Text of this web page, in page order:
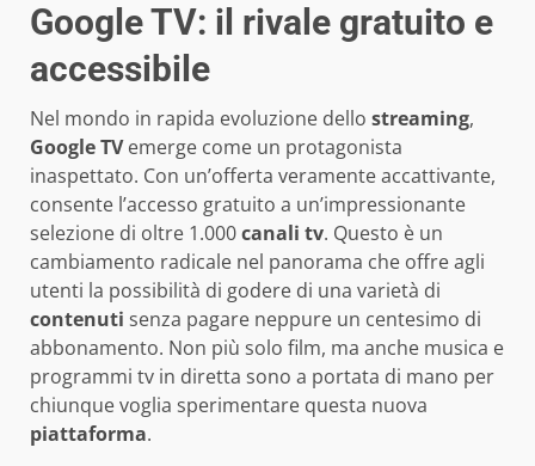
Google TV: il rivale gratuito e
accessibile
Nel mondo in rapida evoluzione dello streaming,
Google TVemerge come un protagonista
inaspettato. Con un’offerta veramente accattivante,
consente l’accesso gratuito a un’impressionante
selezione di oltre 1.000canali tv. Questo è un
cambiamento radicale nel panorama che offre agli
utenti la possibilità di godere di una varietà di
contenuti senza pagare neppure un centesimo di
abbonamento. Non più solo film, ma anche musica e
programmi tv in diretta sono a portata di mano per
chiunque voglia sperimentare questa nuova
piattaforma.